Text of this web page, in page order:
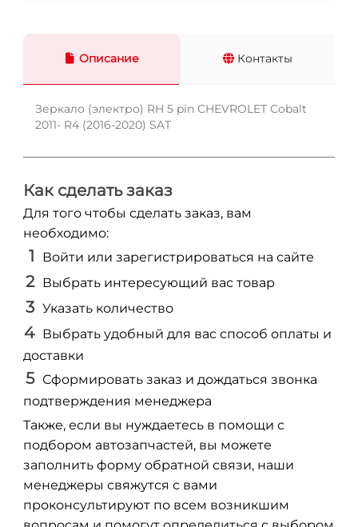
Описание Контакты
Зеркало (электро) RH 5 pin CHEVROLET Cobalt
2011- R4 (2016-2020) SAT
Как сделать заказ
Для того чтобы сделать заказ, вам
необходимо:
Войти или зарегистрироваться на сайте
Выбрать интересующий вас товар
Указать количество
Выбрать удобный для вас способ оплаты и
доставки
Сформировать заказ и дождаться звонка
подтверждения менеджера
Также, если вы нуждаетесь в помощи с
подбором автозапчастей, вы можете
заполнить форму обратной связи, наши
менеджеры свяжутся с вами
проконсультируют по всем возникшим